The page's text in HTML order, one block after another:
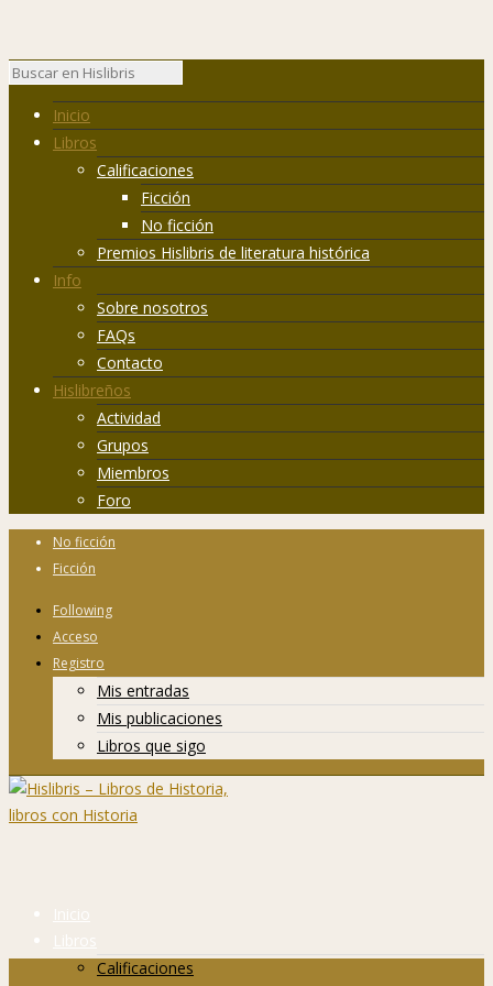
Inicio
Libros
Calificaciones
Ficción
No ficción
Premios Hislibris de literatura histórica
Info
Sobre nosotros
FAQs
Contacto
Hislibreños
Actividad
Grupos
Miembros
Foro
No ficción
Ficción
Following
Acceso
Registro
Mis entradas
Mis publicaciones
Libros que sigo
Inicio
Libros
Calificaciones